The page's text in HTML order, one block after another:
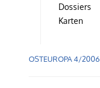
Dossiers
Karten
OSTEUROPA 4/2006